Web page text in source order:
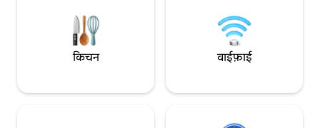
बिल्कुल सही –
की दूरी पर।
किचन वाईफ़ाई